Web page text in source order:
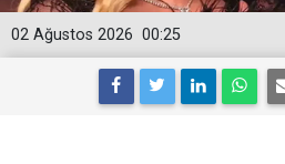
00:25
02 Ağustos 2026